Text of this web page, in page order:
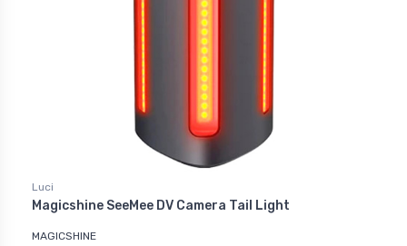
Luci
Magicshine SeeMee DV Camera Tail Light
MAGICSHINE